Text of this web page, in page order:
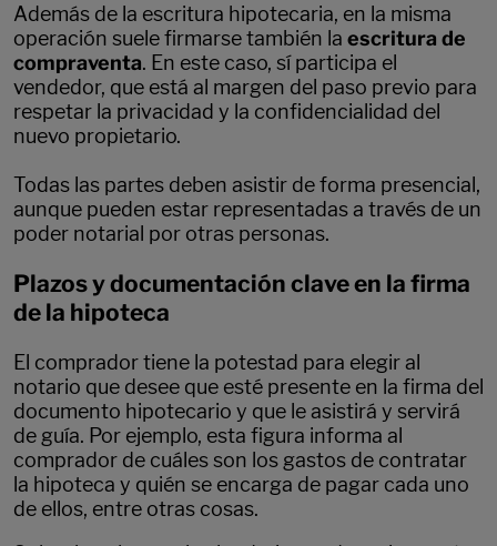
Además de la escritura hipotecaria, en la misma
operación suele firmarse también la escritura de
compraventa. En este caso, sí participa el
vendedor, que está al margen del paso previo para
respetar la privacidad y la confidencialidad del
nuevo propietario.
Todas las partes deben asistir de forma presencial,
aunque pueden estar representadas a través de un
poder notarial por otras personas.
Plazos y documentación clave en la firma
de la hipoteca
El comprador tiene la potestad para elegir al
notario que desee que esté presente en la firma del
documento hipotecario y que le asistirá y servirá
de guía. Por ejemplo, esta figura informa al
comprador de cuáles son los gastos de contratar
la hipoteca y quién se encarga de pagar cada uno
de ellos, entre otras cosas.